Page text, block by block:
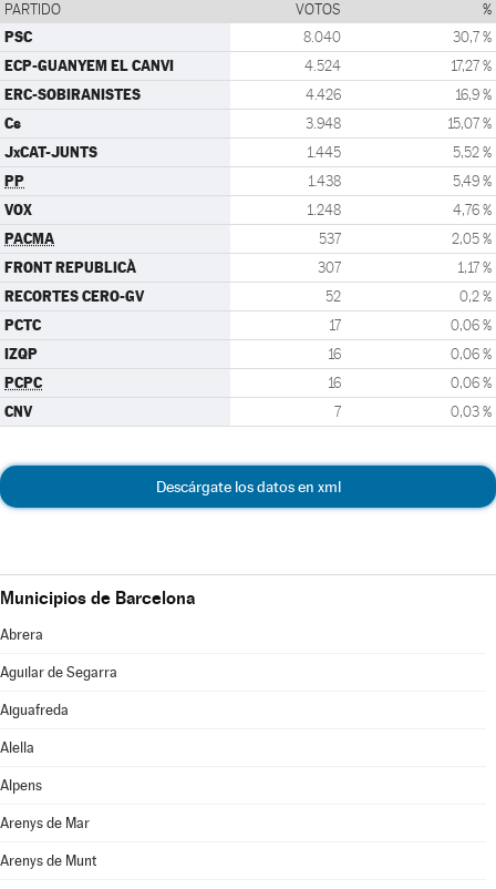
PARTIDO VOTOS %
PSC 8.040 30,7 %
ECP-GUANYEM EL CANVI 4.524 17,27 %
ERC-SOBIRANISTES 4.426 16,9 %
Cs 3.948 15,07 %
JxCAT-JUNTS 1.445 5,52 %
PP 1.438 5,49 %
VOX 1.248 4,76 %
PACMA 537 2,05 %
FRONT REPUBLICÀ 307 1,17 %
RECORTES CERO-GV 52 0,2 %
PCTC 17 0,06 %
IZQP 16 0,06 %
PCPC 16 0,06 %
CNV 7 0,03 %
Descárgate los datos en xml
Municipios de Barcelona
Abrera
Aguilar de Segarra
Aiguafreda
Alella
Alpens
Arenys de Mar
Arenys de Munt